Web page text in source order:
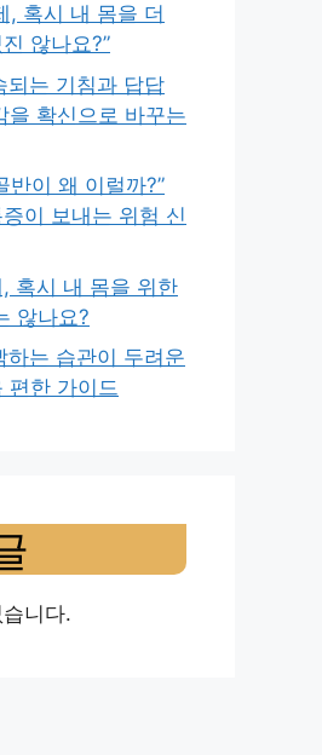
, 혹시 내 몸을 더
않나요?”
되는 기침과 답답
을 확신으로 바꾸는
반이 왜 이럴까?”
이 보내는 위험 신
혹시 내 몸을 위한
않나요?
하는 습관이 두려운
편한 가이드
니다.